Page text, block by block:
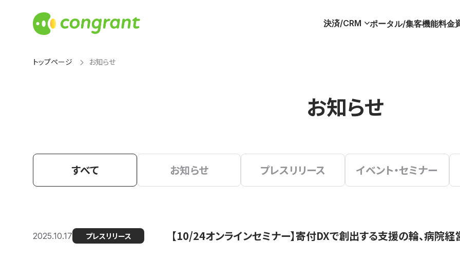
決済/CRM ポータル/集客機能料金
トップページ お知らせ
お知らせ
すべて お知らせ プレスリリース イベント・セミナー
2025.10.17 プレスリリース 【10/24オンラインセミナー】寄付DXで創出する支援の輪、病院